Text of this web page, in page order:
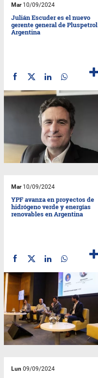
Mar10/09/2024
Julián Escuder es el nuevo
gerente general de Pluspetrol
Argentina
Mar10/09/2024
YPF avanza en proyectos de
hidrógeno verde y energías
renovables en Argentina
Lun 09/09/2024